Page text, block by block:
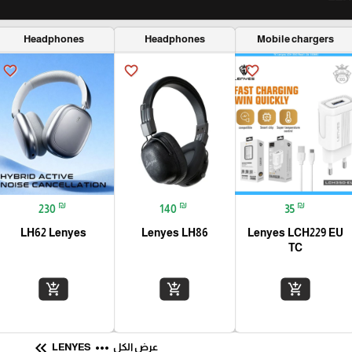
Mobile chargers
favorite_border
35 ₪
Lenyes LCH229 EU
TC
add_shopping_cart
Headphones
favorite_border
140 ₪
Lenyes LH86
add_shopping_cart
Headphones
favorite_border
230 ₪
LH62 Lenyes
add_shopping_cart
عرض الكل